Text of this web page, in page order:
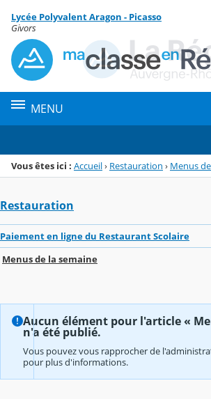
Menu de la rubrique
Contenu
Lycée Polyvalent Aragon - Picasso
Givors
MENU
Vous êtes ici : Accueil› Restauration › Menus
Restauration
Paiement en ligne du Restaurant Scolaire
Menus de la semaine
Aucun élément pour l'article «
n'a été publié.
Vous pouvez vous rapprocher de
pour plus d'informations.